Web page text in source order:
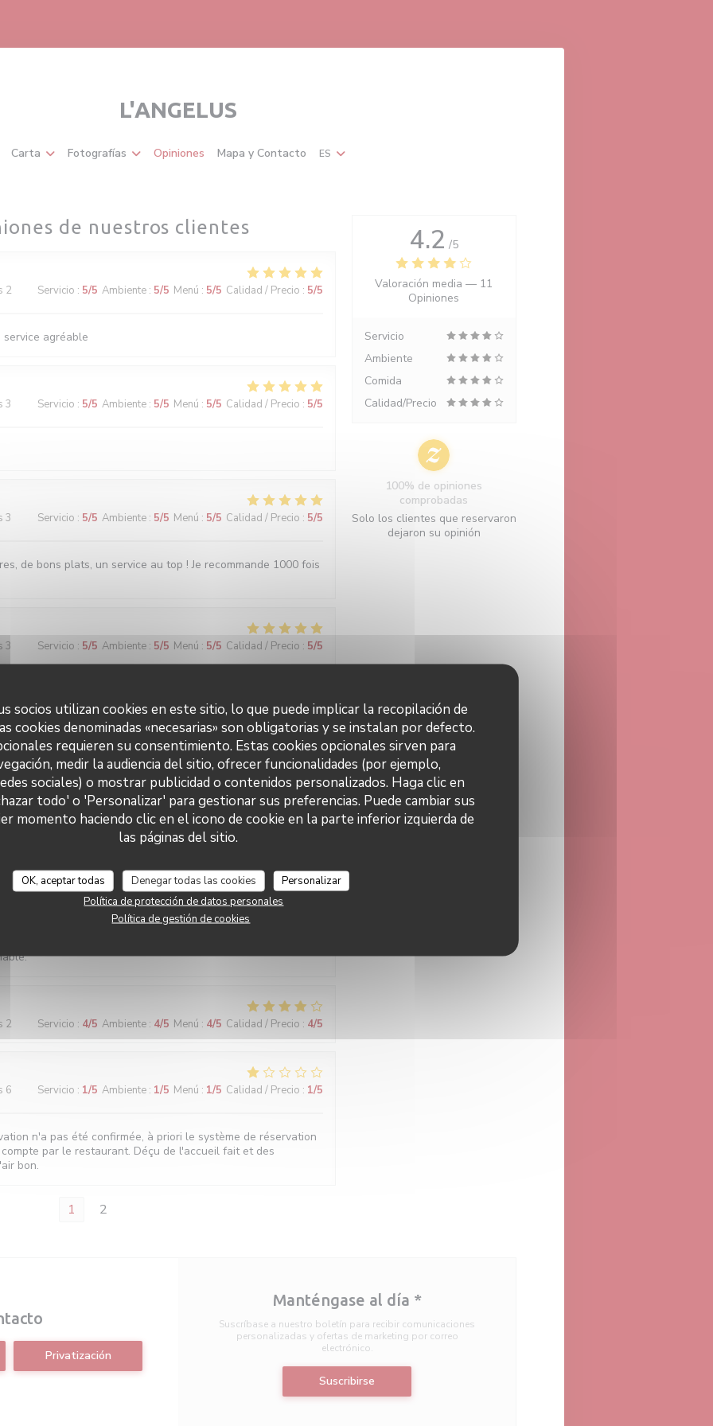
socios utilizan cookies en este sitio, lo que puede implicar la recopilación de
cookies denominadas «necesarias» son obligatorias y se instalan por defecto.
requieren su consentimiento. Estas cookies opcionales sirven para
medir la audiencia del sitio, ofrecer funcionalidades (por ejemplo,
sociales) o mostrar publicidad o contenidos personalizados. Haga clic en
todo' o 'Personalizar' para gestionar sus preferencias. Puede cambiar sus
momento haciendo clic en el icono de cookie en la parte inferior izquierda de
las páginas del sitio.
OK, aceptar todas Denegar todas las cookies
Personalizar
Política de protección de datos personales
Política de gestión de cookies
L'ANGELUS
Carta Fotografías Opiniones Mapa y Contacto ES
de nuestros clientes
2 Servicio : 5/5 Ambiente: 5/5 Menú : 5/5 Calidad / Precio : 5/5
agréable
3 Servicio : 5/5 Ambiente: 5/5 Menú : 5/5 Calidad / Precio : 5/5
3 Servicio : 5/5 Ambiente: 5/5 Menú : 5/5 Calidad / Precio : 5/5
de bons plats, un service au top ! Je recommande 1000 fois
3 Servicio : 5/5 Ambiente: 5/5 Menú : 5/5 Calidad / Precio : 5/5
4 Servicio: 5/5 Ambiente: 5/5 Menú :5/5 Calidad / Precio:5/5
2 Servicio: 5/5 Ambiente:5/5 Menú: 5 /5 Calidad / Precio:5/5
Ambiente:5/5 Menú:5/5 Calidad / Precio
5/5 Ambiente:5/5 Menú:5/5 Calidad / Precio
2 Servicio : 4/5 Ambiente: 4/5 Menú : 4/5 Calidad / Precio : 4/5
6 Servicio : 1/5 Ambiente: 1/5 Menú : 1/5 Calidad / Precio : 1/5
n'a pas été confirmée, à priori le système de réservation
par le restaurant. Déçu de l'accueil fait et des
bon.
1 2
4.2 /5
Valoración media — 11
Opiniones
Servicio
Ambiente
Comida
Calidad/Precio
100% de opiniones
comprobadas
Solo los clientes que reservaron
dejaron su opinión
Privatización
Manténgase al día *
Suscríbase a nuestro boletín para recibir comunicaciones
personalizadas y ofertas de marketing por correo
electrónico.
Suscribirse
L'ANGELUS